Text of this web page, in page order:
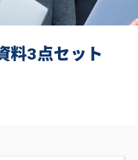
料3点セット